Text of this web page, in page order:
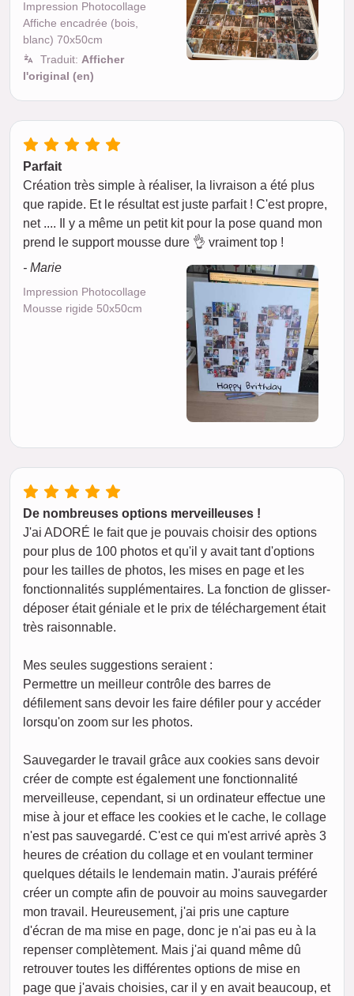
Impression Photocollage
Affiche encadrée (bois,
blanc) 70x50cm
Traduit: Afficher
l'original (en)
Parfait
Création très simple à réaliser, la livraison a été plus
que rapide. Et le résultat est juste parfait ! C'est propre,
net .... Il y a même un petit kit pour la pose quand mon
prend le support mousse dure 👌 vraiment top !
- Marie
Impression Photocollage
Mousse rigide 50x50cm
De nombreuses options merveilleuses !
J'ai ADORÉ le fait que je pouvais choisir des options
pour plus de 100 photos et qu'il y avait tant d'options
pour les tailles de photos, les mises en page et les
fonctionnalités supplémentaires. La fonction de glisser-
déposer était géniale et le prix de téléchargement était
très raisonnable.
Mes seules suggestions seraient :
Permettre un meilleur contrôle des barres de
défilement sans devoir les faire défiler pour y accéder
lorsqu'on zoom sur les photos.
Sauvegarder le travail grâce aux cookies sans devoir
créer de compte est également une fonctionnalité
merveilleuse, cependant, si un ordinateur effectue une
mise à jour et efface les cookies et le cache, le collage
n'est pas sauvegardé. C'est ce qui m'est arrivé après 3
heures de création du collage et en voulant terminer
quelques détails le lendemain matin. J'aurais préféré
créer un compte afin de pouvoir au moins sauvegarder
mon travail. Heureusement, j'ai pris une capture
d'écran de ma mise en page, donc je n'ai pas eu à la
repenser complètement. Mais j'ai quand même dû
retrouver toutes les différentes options de mise en
page que j'avais choisies, car il y en avait beaucoup, et